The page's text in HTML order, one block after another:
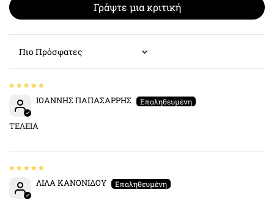
Γράψτε μια κριτική
Sort by
ΙΩΑΝΝΗΣ ΠΑΠΑΣΑΡΡΗΣ
ΤΕΛΕΙΑ
ΛΙΛΑ ΚΑΝΟΝΙΔΟΥ